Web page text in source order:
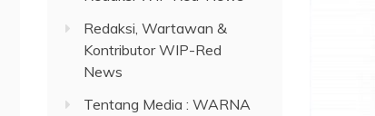
Redaksi, Wartawan &
Kontributor WIP-Red
News
Tentang Media : WARNA